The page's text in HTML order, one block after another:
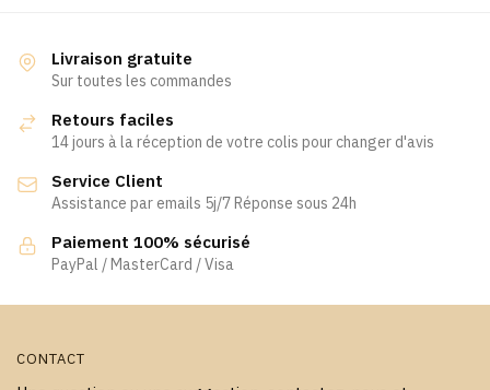
variations.
Les
peuvent
choisies
sur
la
page
peuvent
être
Livraison gratuite
Sur toutes les commandes
Retours faciles
14 jours à la réception de votre colis pour changer d'avis
Service Client
Assistance par emails 5j/7 Réponse sous 24h
Paiement 100% sécurisé
PayPal / MasterCard / Visa
CONTACT